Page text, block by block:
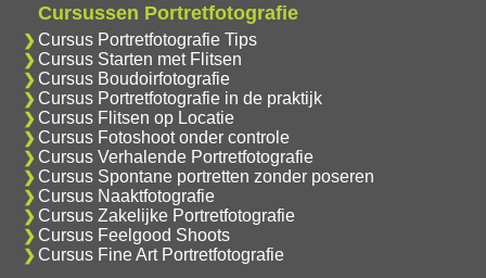
Cursussen Portretfotografie
Cursus Portretfotografie Tips
Cursus Starten met Flitsen
Cursus Boudoirfotografie
Cursus Portretfotografie in de praktijk
Cursus Flitsen op Locatie
Cursus Fotoshoot onder controle
Cursus Verhalende Portretfotografie
Cursus Spontane portretten zonder poseren
Cursus Naaktfotografie
Cursus Zakelijke Portretfotografie
Cursus Feelgood Shoots
Cursus Fine Art Portretfotografie